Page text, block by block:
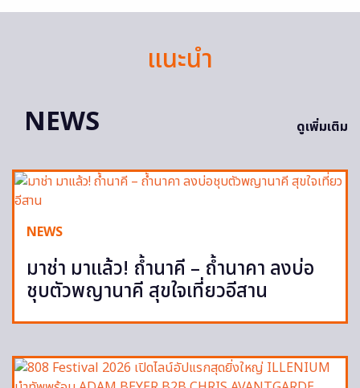
แนะนำ
NEWS
ดูเพิ่มเติม
NEWS
มาช่า มาแล้ว! ถ้ำนาคี – ถ้ำนาคา ลงบ่อ
ชุบตัวพญานาคี สุขใจเที่ยวอีสาน